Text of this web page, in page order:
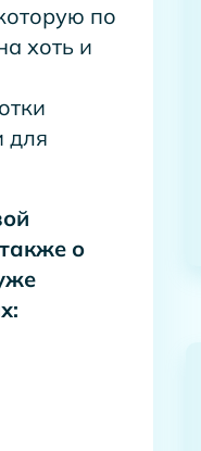
по
хоть и
для
о